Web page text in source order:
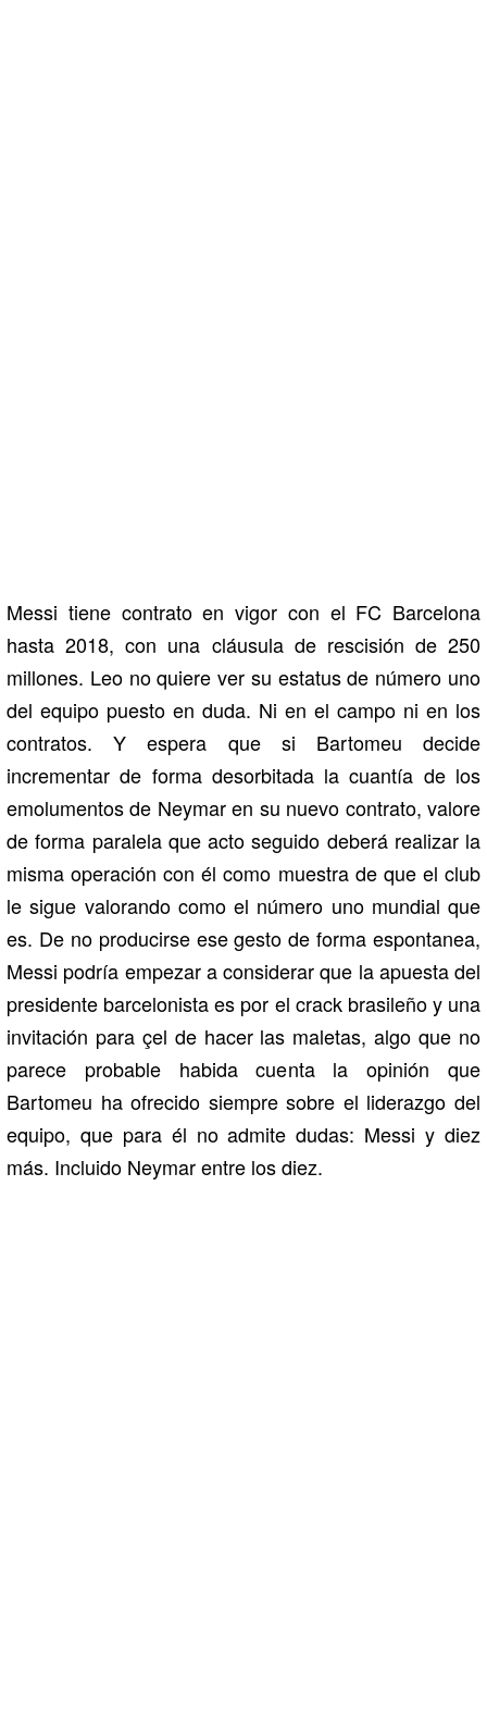
Messi tiene contrato en vigor con el FC Barcelona
hasta 2018, con una cláusula de rescisión de 250
millones. Leo no quiere ver su estatus de número uno
del equipo puesto en duda. Ni en el campo ni en los
contratos. Y espera que si Bartomeu decide
incrementar de forma desorbitada la cuantía de los
emolumentos de Neymar en su nuevo contrato, valore
de forma paralela que acto seguido deberá realizar la
misma operación con él como muestra de que el club
le sigue valorando como el número uno mundial que
es. De no producirse ese gesto de forma espontanea,
Messi podría empezar a considerar que la apuesta del
presidente barcelonista es por el crack brasileño y una
invitación para çel de hacer las maletas, algo que no
parece probable habida cuenta la opinión que
Bartomeu ha ofrecido siempre sobre el liderazgo del
equipo, que para él no admite dudas: Messi y diez
más. Incluido Neymar entre los diez.